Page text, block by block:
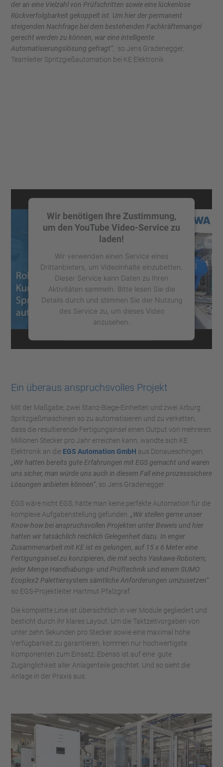
der an eine Vielzahl von Prüfschritten sowie eine lückenlose
Rückverfolgbarkeit gekoppelt ist. Um hier der permanent
steigenden Nachfrage bei dem bestehenden Fachkräftemangel
gerecht werden zu können, war eine intelligente
Automatisierungslösung gefragt“ , so Jens Gradenegger,
Teamleiter Spritzgießautomation bei KE Elektronik.
Wir benötigen Ihre Zustimmung,
um den YouTube Video-Service zu
laden!
Wir verwenden einen Service eines
Drittanbieters, um Videoinhalte einzubetten.
Dieser Service kann Daten zu Ihren
Aktivitäten sammeln. Bitte lesen Sie die
Details durch und stimmen Sie der Nutzung
des Service zu, um dieses Video
anzusehen.
Mehr Informationen
powered byUsercentrics Consent
Management Platform
Ein überaus anspruchsvolles Projekt
Mit der Maßgabe, zwei Stanz-Biege-Einheiten und zwei Arburg
Spritzgießmaschinen so zu automatisieren und zu verketten,
dass die resultierende Fertigungsinsel einen Output von mehreren
Millionen Stecker pro Jahr erreichen kann, wandte sich KE
Elektronik an die EGS Automation GmbH aus Donaueschingen.
„Wir hatten bereits gute Erfahrungen mit EGS gemacht und waren
uns sicher, man würde uns auch in diesem Fall eine prozesssichere
Lösungen anbieten können“, so Jens Gradenegger.
EGS wäre nicht EGS, hätte man keine perfekte Automation für die
komplexe Aufgabenstellung gefunden. „Wir stellen gerne unser
Know-how bei anspruchsvollen Projekten unter Beweis und hier
hatten wir tatsächlich reichlich Gelegenheit dazu. In enger
Zusammenarbeit mit KE ist es gelungen, auf 15 x 6 Meter eine
Fertigungsinsel zu konzipieren, die mit sechs Yaskawa-Robotern,
jeder Menge Handhabungs- und Prüftechnik und einem SUMO
Ecoplex2 Palettiersystem sämtliche Anforderungen umzusetzen“
so EGS-Projektleiter Hartmut Pfalzgraf.
Die komplette Linie ist übersichtlich in vier Module gegliedert und
besticht durch ihr klares Layout. Um die Taktzeitvorgaben von
unter zehn Sekunden pro Stecker sowie eine maximal hohe
Verfügbarkeit zu garantieren, kommen nur hochwertigste
Komponenten zum Einsatz. Ebenso ist auf eine gute
Zugänglichkeit aller Anlagenteile geachtet. Und so sieht die
Anlage in der Praxis aus: